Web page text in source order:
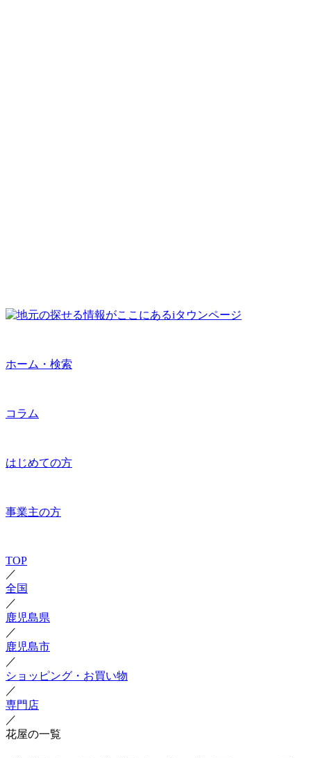
ホーム・検索
コラム
はじめての方
事業主の方
TOP
／
全国
／
鹿児島県
／
鹿児島市
／
ショッピング・お買い物
／
専門店
／
花屋の一覧